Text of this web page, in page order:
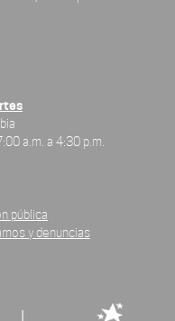
a.m. a 4:30 p.m.
pública
y denuncias